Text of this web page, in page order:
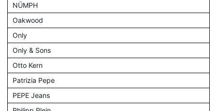
NÜMPH
Oakwood
Only
Only & Sons
Otto Kern
Patrizia Pepe
PEPE Jeans